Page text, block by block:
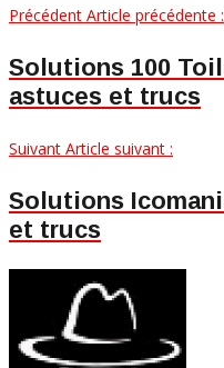
Précédent Article précédente :
Solutions 100
astuces et trucs
Suivant Article suivant :
Solutions
et trucs